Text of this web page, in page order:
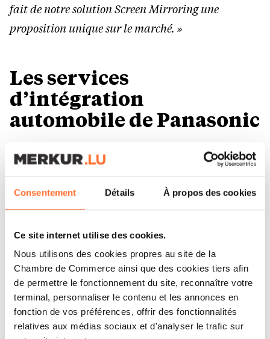
Consentement Détails À propos des cookies
Ce site internet utilise des cookies.
Nous utilisons des cookies propres au site de la
Chambre de Commerce ainsi que des cookies tiers afin
de permettre le fonctionnement du site, reconnaître votre
terminal, personnaliser le contenu et les annonces en
fonction de vos préférences, offrir des fonctionnalités
relatives aux médias sociaux et d'analyser le trafic sur
fait de notre solution Screen Mirroring une
proposition unique sur le marché. »
Les services
d’intégration
automobile de Panasonic
La solution TOUGHBOOK Screen Mirroring fait
partie de l’ensemble des services d’intégration
et de
Panasonic adopte une approche pratique
lorsqu’il travaille avec ses clients pour adapter
les solutions d’intégration embarquées à leurs
besoins, en fournissant une suite complète de
services gérés de conseil, d’entretien et de
maintenance qui maximise le temps de